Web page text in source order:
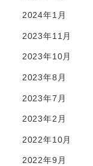
2024年1月
2023年11月
2023年10月
2023年8月
2023年7月
2023年2月
2022年10月
2022年9月